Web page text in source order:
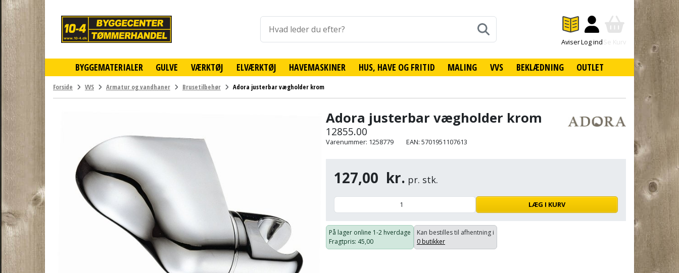
BYGGEMATERIALER GULVE VÆRKTØJ ELVÆRKTØJ HAVEMASKINER HUS, HAVE OG FRITID MALING VVS BEKLÆDNING OUTLET
online
byggemarked
og
tømmerhandel
-
AviserLog indSe Kurv
Forside VVS Armatur og vandhaner Brusetilbehør Adora justerbar vægholder krom
Adora justerbar vægholder krom
12855.00
Varenummer: 1258779 EAN: 5701951107613
127,00 kr. pr. stk.
LÆG I KURV
På lager online 1-2 hverdage
Fragtpris: 45,00
Kan bestilles til afhentning i
0 butikker